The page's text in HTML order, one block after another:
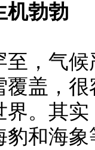
勃勃
，气候
盖，
界。其
和海